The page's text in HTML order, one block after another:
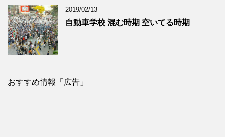
2019/02/13
自動車学校 混む時期 空いてる時期
おすすめ情報「広告」